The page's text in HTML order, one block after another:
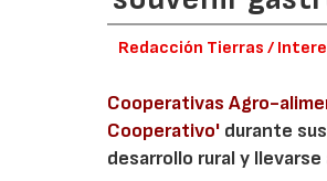
Redacción Tierras /
Cooperativas Agro-
Cooperativo' durante
desarrollo rural y